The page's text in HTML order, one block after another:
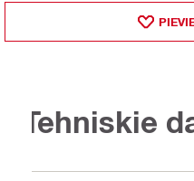
Tehniskie